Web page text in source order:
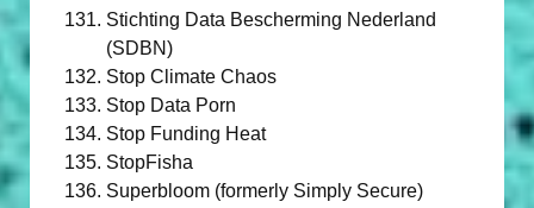
Stichting Data Bescherming Nederland
(SDBN)
Stop Climate Chaos
Stop Data Porn
Stop Funding Heat
StopFisha
Superbloom (formerly Simply Secure)